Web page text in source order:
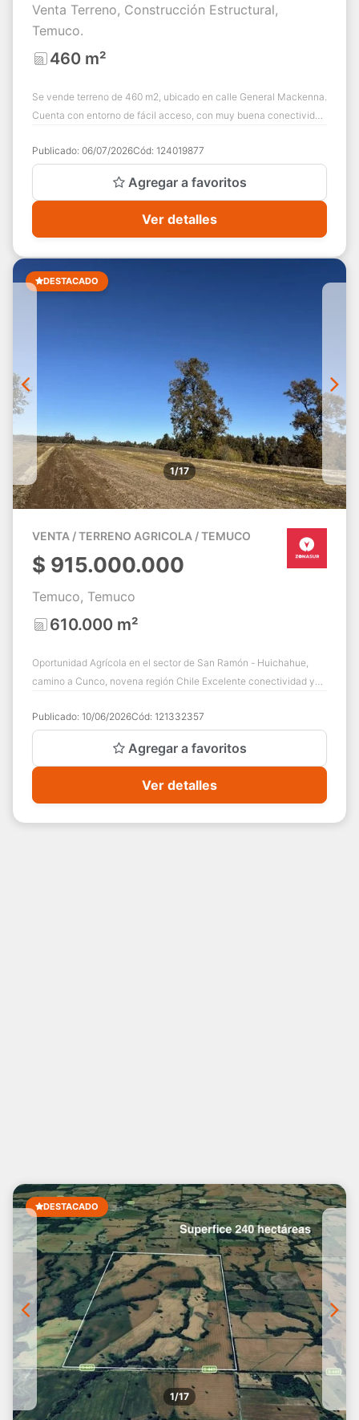
Venta Terreno, Construcción Estructural,
Temuco.
460 m²
Se vende terreno de 460 m2, ubicado en calle General Mackenna.
Cuenta con entorno de fácil acceso, con muy buena conectividad
Publicado: 06/07/2026Cód: 124019877
Agregar a favoritos
Ver detalles
DESTACADO
1/17
VENTA / TERRENO AGRICOLA / TEMUCO
$ 915.000.000
Temuco, Temuco
610.000 m²
Oportunidad Agrícola en el sector de San Ramón - Huichahue,
camino a Cunco, novena región Chile Excelente conectividad y
Publicado: 10/06/2026Cód: 121332357
Agregar a favoritos
Ver detalles
DESTACADO
1/17